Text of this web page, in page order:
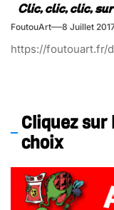
FoutouArt 8 Juillet
https://foutouart.fr/
Cliquez sur
choix